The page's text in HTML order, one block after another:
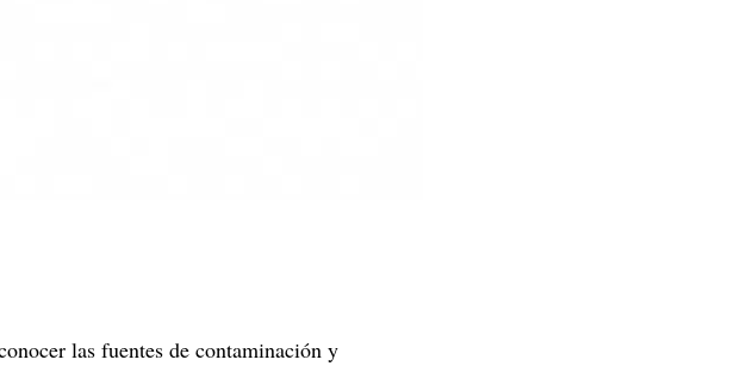
las fuentes de contaminación y